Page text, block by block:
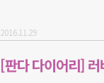
2016.11.29
[판다 다이어리]